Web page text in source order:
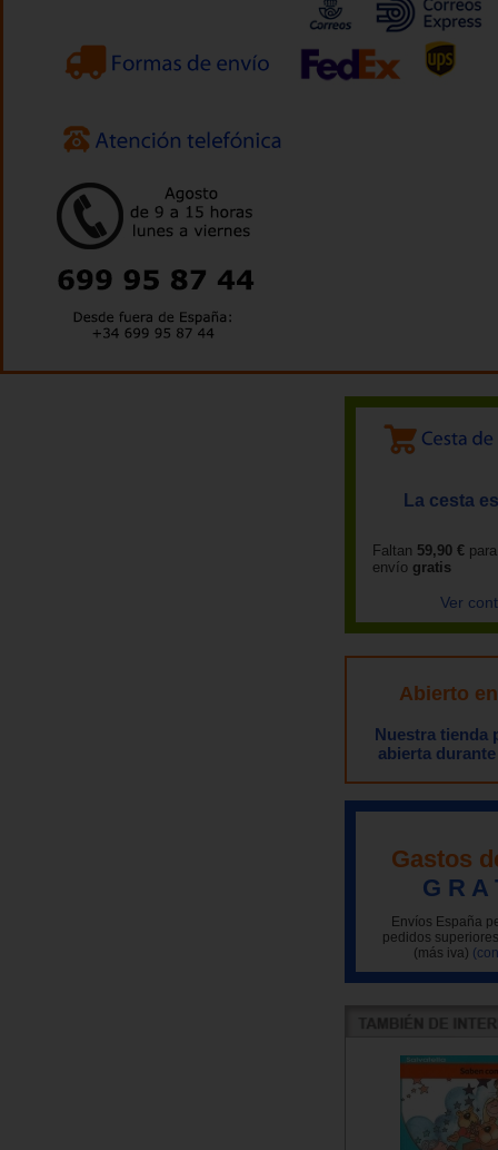
La cesta
Faltan 59,90 €
envío gratis
Ver
Abierto
Nuestra tienda
abierta
Gastos
G R A
Envíos España
pedidos
(más iva)